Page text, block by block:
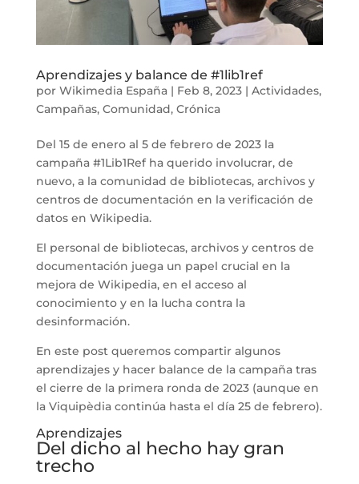
Aprendizajes y balance de #1lib1ref
por Wikimedia España| Feb 8, 2023| Actividades,
Campañas, Comunidad, Crónica
Del 15 de enero al 5 de febrero de 2023 la
campaña #1Lib1Ref ha querido involucrar, de
nuevo, a la comunidad de bibliotecas, archivos y
centros de documentación en la verificación de
datos en Wikipedia.
El personal de bibliotecas, archivos y centros de
documentación juega un papel crucial en la
mejora de Wikipedia, en el acceso al
conocimiento y en la lucha contra la
desinformación.
En este post queremos compartir algunos
aprendizajes y hacer balance de la campaña tras
el cierre de la primera ronda de 2023 (aunque en
la Viquipèdia continúa hasta el día 25 de febrero).
Aprendizajes
Del dicho al hecho hay gran
trecho